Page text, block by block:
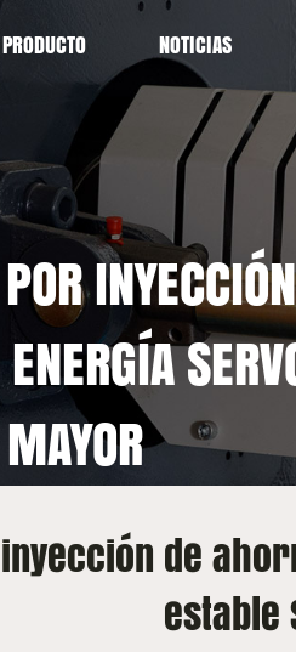
PRODUCTO NOTICIAS
de
estable